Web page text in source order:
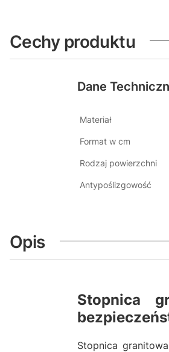
Cechy produktu
Dane
Materiał
Format w cm
Rodzaj powierzchni
Antypoślizgowość
Opis
Stopnica
Stopnica